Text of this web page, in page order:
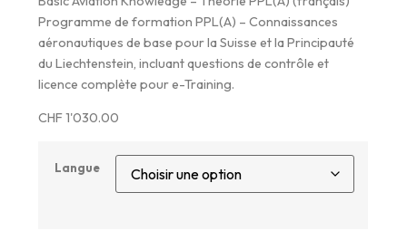
Programme de formation PPL(A) – Connaissances
aéronautiques de base pour la Suisse et la Principauté
du Liechtenstein, incluant questions de contrôle et
licence complète pour e-Training.
CHF1'030.00
Langue